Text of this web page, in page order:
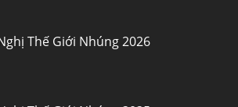
Thế Giới Nhúng 2026